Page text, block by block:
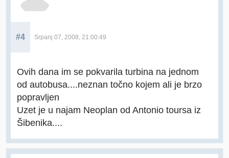
#4 Srpanj 07, 2008, 21:00:49
Ovih dana im se pokvarila turbina na jednom
od autobusa....neznan točno kojem ali je brzo
popravljen
Uzet je u najam Neoplan od Antonio toursa iz
Šibenika....